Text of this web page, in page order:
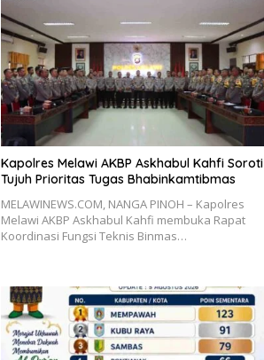
Kapolres Melawi AKBP Askhabul Kahfi Soroti
Tujuh Prioritas Tugas Bhabinkamtibmas
MELAWINEWS.COM, NANGA PINOH – Kapolres
Melawi AKBP Askhabul Kahfi membuka Rapat
Koordinasi Fungsi Teknis Binmas…